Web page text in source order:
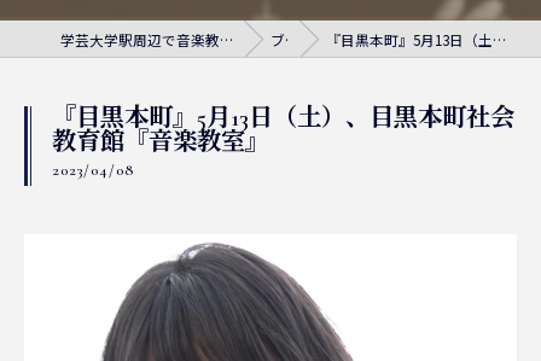
学芸大学駅周辺で音楽教室ならシェリー・アーツ音楽教室 ブログ 『目黒本町』5月13日（土）、目黒本町社会教育館『音楽教室』
『目黒本町』5月13日（土）、目黒本町社会
教育館『音楽教室』
2023/04/08